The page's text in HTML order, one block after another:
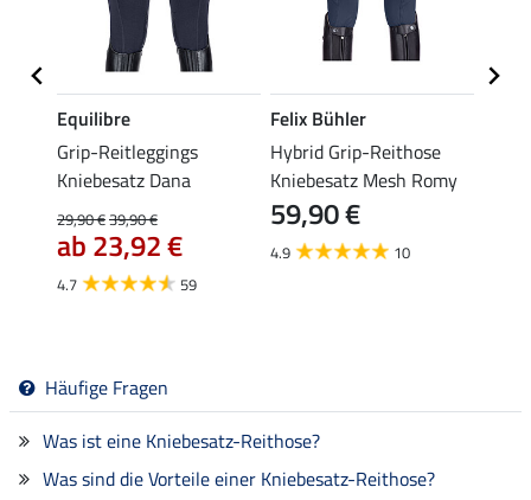
Equilibre
Grip-Reitleggings
Kniebesatz Dana
29,90 €39,90 €
ab 23,92 €
4.7 59
Felix Bühler
Hybrid Grip-Reithose
Kniebesatz Mesh Romy
59,90 €
4.9 10
Häufige Fragen
Was ist eine Kniebesatz-Reithose?
Was sind die Vorteile einer Kniebesatz-Reithose?